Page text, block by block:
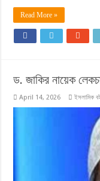
Read More »
ড. জাকির নায়েক
April 14, 2026 ইসলামিক